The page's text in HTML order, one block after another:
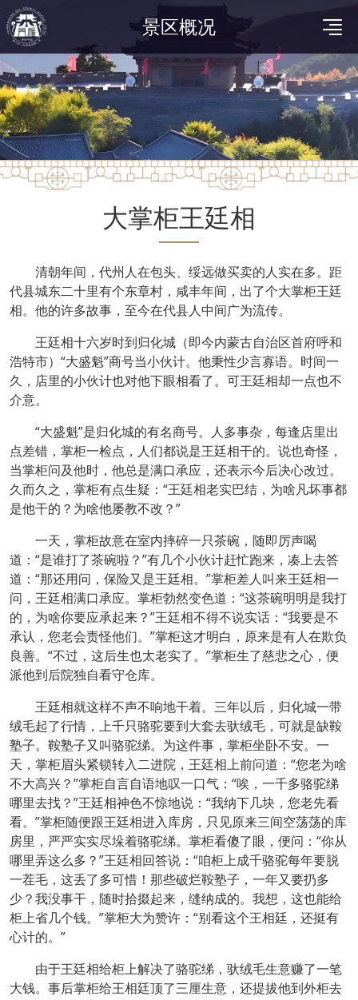
景区概况
大掌柜王廷相
清朝年间，代州人在包头、绥远做买卖的人实在多。距
代县城东二十里有个东章村，咸丰年间，出了个大掌柜王廷
相。他的许多故事，至今在代县人中间广为流传。
王廷相十六岁时到归化城（即今内蒙古自治区首府呼和
浩特市）“大盛魁”商号当小伙计。他秉性少言寡语。时间一
久，店里的小伙计也对他下眼相看了。可王廷相却一点也不
介意。
“大盛魁”是归化城的有名商号。人多事杂，每逢店里出
点差错，掌柜一检点，人们都说是王廷相干的。说也奇怪，
当掌柜问及他时，他总是满口承应，还表示今后决心改过。
久而久之，掌柜有点生疑：“王廷相老实巴结，为啥凡坏事都
是他干的？为啥他屡教不改？”
一天，掌柜故意在室内摔碎一只茶碗，随即厉声喝
道：“是谁打了茶碗啦？”有几个小伙计赶忙跑来，凑上去答
道：“那还用问，保险又是王廷相。”掌柜差人叫来王廷相一
问，王廷相满口承应。掌柜勃然变色道：“这茶碗明明是我打
的，为啥你要应承起来？”王廷相不得不说实话：“我要是不
承认，您老会责怪他们。”掌柜这才明白，原来是有人在欺负
良善。“不过，这后生也太老实了。”掌柜生了慈悲之心，便
派他到后院独自看守仓库。
王廷相就这样不声不响地干着。三年以后，归化城一带
绒毛起了行情，上千只骆驼要到大套去驮绒毛，可就是缺鞍
塾子。鞍塾子又叫骆驼绨。为这件事，掌柜坐卧不安。一
天，掌柜眉头紧锁转入二进院，王廷相上前问道：“您老为啥
不大高兴？”掌柜自言自语地叹一口气：“唉，一千多骆驼绨
哪里去找？”王廷相神色不惊地说：“我纳下几块，您老先看
看。”掌柜随便跟王廷相进入库房，只见原来三间空荡荡的库
房里，严严实实尽垛着骆驼绨。掌柜看傻了眼，便问：“你从
哪里弄这么多？”王廷相回答说：“咱柜上成千骆驼每年要脱
一茬毛，这丢了多可惜！那些破烂鞍塾子，一年又要扔多
少？我没事干，随时拾掇起来，缝纳成的。我想，这也能给
柜上省几个钱。”掌柜大为赞许：“别看这个王相廷，还挺有
心计的。”
由于王廷相给柜上解决了骆驼绨，驮绒毛生意赚了一笔
大钱。事后掌柜给王相廷顶了三厘生意，还提拔他到外柜去